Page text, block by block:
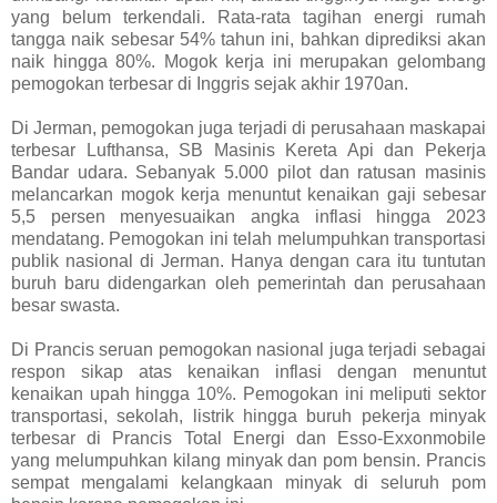
yang belum terkendali. Rata-rata tagihan energi rumah
tangga naik sebesar 54% tahun ini, bahkan diprediksi akan
naik hingga 80%. Mogok kerja ini merupakan gelombang
pemogokan terbesar di Inggris sejak akhir 1970an.
Di Jerman, pemogokan juga terjadi di perusahaan maskapai
terbesar Lufthansa, SB Masinis Kereta Api dan Pekerja
Bandar udara. Sebanyak 5.000 pilot dan ratusan masinis
melancarkan mogok kerja menuntut kenaikan gaji sebesar
5,5 persen menyesuaikan angka inflasi hingga 2023
mendatang. Pemogokan ini telah melumpuhkan transportasi
publik nasional di Jerman. Hanya dengan cara itu tuntutan
buruh baru didengarkan oleh pemerintah dan perusahaan
besar swasta.
Di Prancis seruan pemogokan nasional juga terjadi sebagai
respon sikap atas kenaikan inflasi dengan menuntut
kenaikan upah hingga 10%. Pemogokan ini meliputi sektor
transportasi, sekolah, listrik hingga buruh pekerja minyak
terbesar di Prancis Total Energi dan Esso-Exxonmobile
yang melumpuhkan kilang minyak dan pom bensin. Prancis
sempat mengalami kelangkaan minyak di seluruh pom